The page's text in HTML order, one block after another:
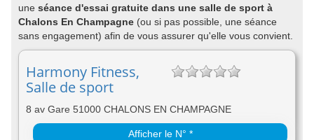
une séance d'essai gratuite dans une salle de sport à
Chalons En Champagne (ou si pas possible, une séance
sans engagement) afin de vous assurer qu'elle vous convient.
Harmony Fitness,
Salle de sport
8 av Gare 51000 CHALONS EN CHAMPAGNE
Afficher le N° *